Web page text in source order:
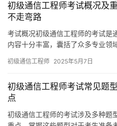
初级通信工程师考试概况及
不走弯路
考试概况初级通信工程师的考试是
内容十分丰富，囊括了众多专业领
初级通信工程师 2025年5月7日
初级通信工程师考试常见题
点
初级通信工程师的考试涉及多种题